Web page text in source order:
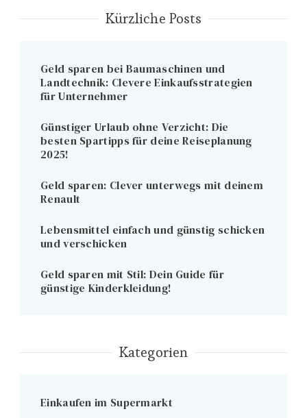
Kürzliche Posts
Geld sparen bei Baumaschinen und
Landtechnik: Clevere Einkaufsstrategien
für Unternehmer
Günstiger Urlaub ohne Verzicht: Die
besten Spartipps für deine Reiseplanung
2025!
Geld sparen: Clever unterwegs mit deinem
Renault
Lebensmittel einfach und günstig schicken
und verschicken
Geld sparen mit Stil: Dein Guide für
günstige Kinderkleidung!
Kategorien
Einkaufen im Supermarkt